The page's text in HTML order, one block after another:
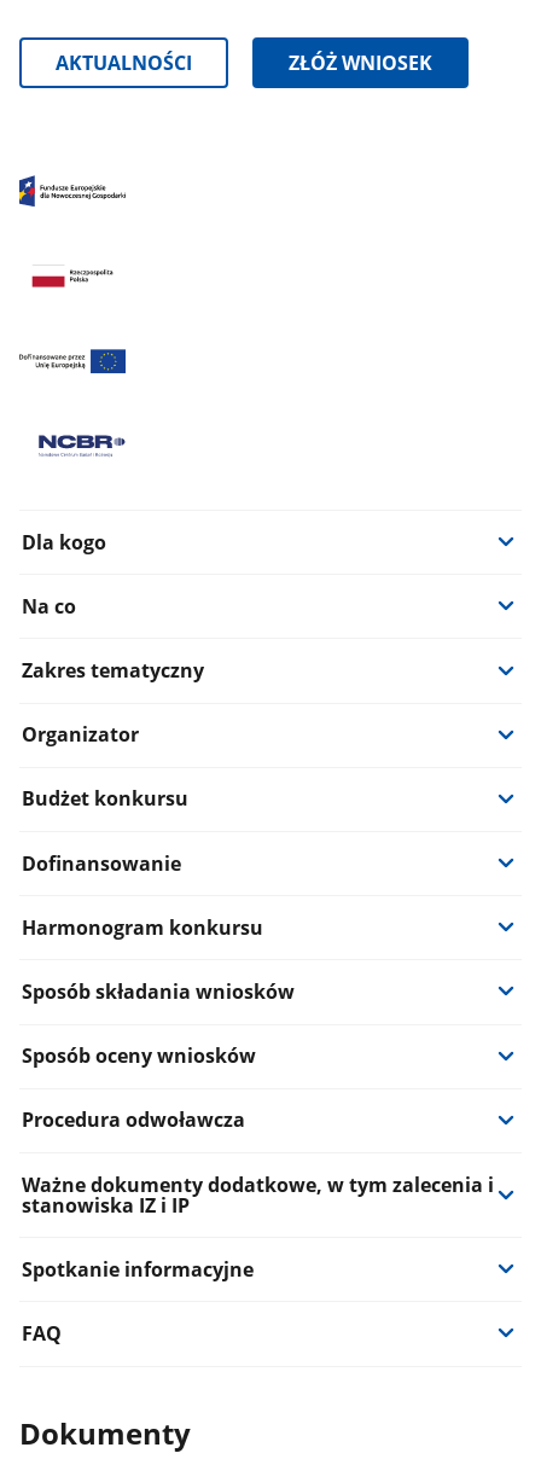
AKTUALNOŚCI ZŁÓŻ WNIOSEK
Dla kogo
Na co
Zakres tematyczny
Organizator
Budżet konkursu
Dofinansowanie
Harmonogram konkursu
Sposób składania wniosków
Sposób oceny wniosków
Procedura odwoławcza
Ważne dokumenty dodatkowe, w tym zalecenia i
stanowiska IZ i IP
Spotkanie informacyjne
FAQ
Dokumenty